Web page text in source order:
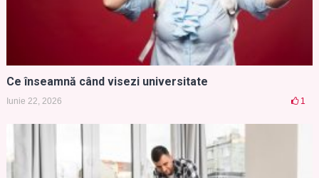
Ce înseamnă când visezi universitate
Iunie 22, 2026 1